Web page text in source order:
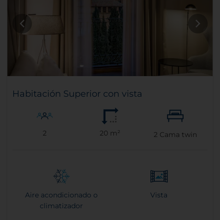
Habitación Superior con vista
2 20 m² 2 Cama twin
Aire acondicionado o
climatizador
Vista